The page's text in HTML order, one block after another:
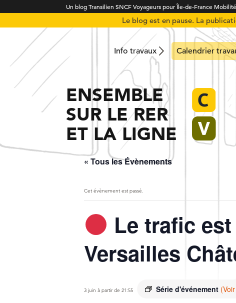
Un blog Transilien SNCF Voyageurs pour Île-de-France
Le blog est en pause. La
Info travaux Calendrier
ENSEMBLE
SUR LE RER
ET LA LIGNE
« Tous les Évènements
Cet évènement est passé.
Le trafic
Versailles
3 juin à partir de 21:55 Série d'événement